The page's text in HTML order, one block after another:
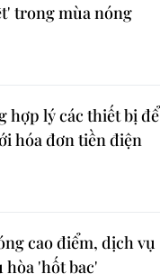
trong mùa nóng
hợp lý các thiết bị để
hóa đơn tiền điện
cao điểm, dịch vụ
hòa 'hốt bạc'